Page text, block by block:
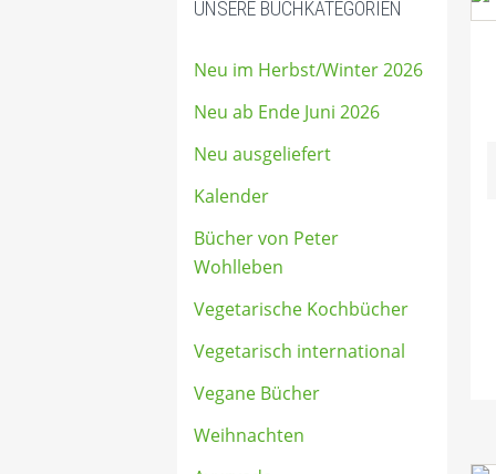
UNSERE BUCHKATEGORIEN
Neu im Herbst/Winter 2026
Neu ab Ende Juni 2026
Neu ausgeliefert
Kalender
Bücher von Peter
Wohlleben
Vegetarische Kochbücher
Vegetarisch international
Vegane Bücher
Weihnachten